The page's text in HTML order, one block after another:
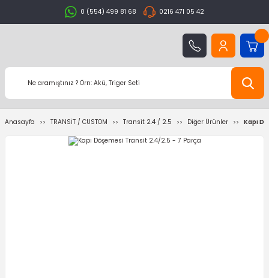
0 (554) 499 81 68 0216 471 05 42
Anasayfa TRANSİT / CUSTOM Transit 2.4 / 2.5 Diğer Ürünler Kapı